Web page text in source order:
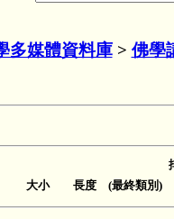
多媒體資料庫> 佛學
大小 長度 (最終類別)